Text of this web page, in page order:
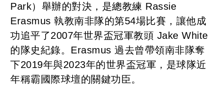
Park）舉辦的對決，是總教練 Rassie
Erasmus 執教南非隊的第54場比賽，讓他成
功追平了2007年世界盃冠軍教頭 Jake White
的隊史紀錄。Erasmus 過去曾帶領南非隊奪
下2019年與2023年的世界盃冠軍，是球隊近
年稱霸國際球壇的關鍵功臣。